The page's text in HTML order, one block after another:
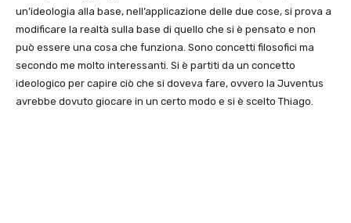
un’ideologia alla base, nell’applicazione delle due cose, si prova a
modificare la realtà sulla base di quello che si è pensato e non
può essere una cosa che funziona. Sono concetti filosofici ma
secondo me molto interessanti. Si è partiti da un concetto
ideologico per capire ciò che si doveva fare, ovvero la Juventus
avrebbe dovuto giocare in un certo modo e si è scelto Thiago.